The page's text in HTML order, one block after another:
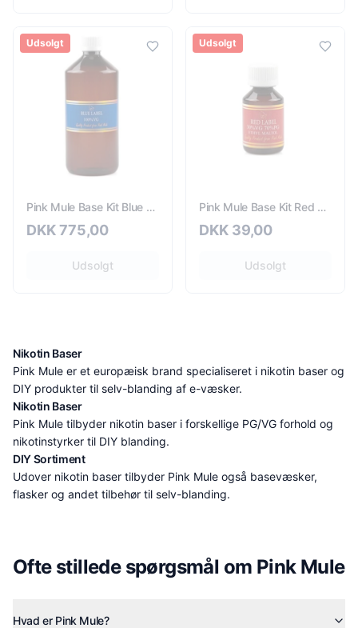
Udsolgt
Pink Mule Base Kit Blue Label 9mg - 500ml
DKK775,00
Udsolgt
Udsolgt
Pink Mule Base Kit Red Label 0mg - 100ml
DKK 39,00
Udsolgt
Nikotin Baser
Pink Mule er et europæisk brand specialiseret i nikotin baser og
DIY produkter til selv-blanding af e-væsker.
Nikotin Baser
Pink Mule tilbyder nikotin baser i forskellige PG/VG forhold og
nikotinstyrker til DIY blanding.
DIY Sortiment
Udover nikotin baser tilbyder Pink Mule også basevæsker,
flasker og andet tilbehør til selv-blanding.
Ofte stillede spørgsmål om Pink Mule
Hvad er Pink Mule?